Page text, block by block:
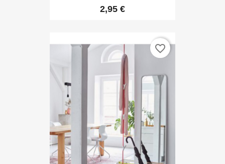
2,95 €
favorite_border